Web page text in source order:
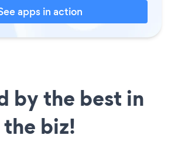
apps in action
by the best in
the biz!